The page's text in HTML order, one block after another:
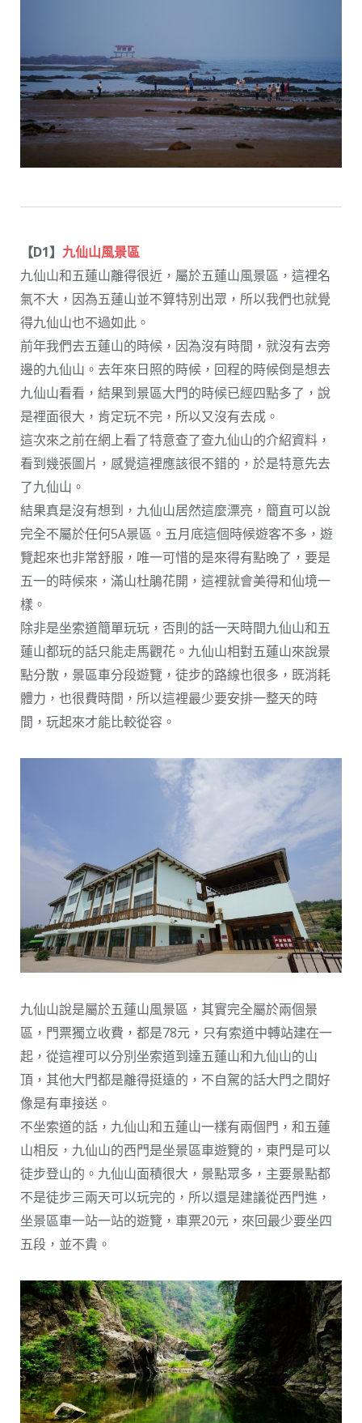
【D1】 九仙山風景區
九仙山和五蓮山離得很近，屬於五蓮山風景區，這裡名
氣不大，因為五蓮山並不算特別出眾，所以我們也就覺
得九仙山也不過如此。
前年我們去五蓮山的時候，因為沒有時間，就沒有去旁
邊的九仙山。去年來日照的時候，回程的時候倒是想去
九仙山看看，結果到景區大門的時候已經四點多了，說
是裡面很大，肯定玩不完，所以又沒有去成。
這次來之前在網上看了特意查了查九仙山的介紹資料，
看到幾張圖片，感覺這裡應該很不錯的，於是特意先去
了九仙山。
結果真是沒有想到，九仙山居然這麼漂亮，簡直可以說
完全不屬於任何5A景區。五月底這個時候遊客不多，遊
覽起來也非常舒服，唯一可惜的是來得有點晚了，要是
五一的時候來，滿山杜鵑花開，這裡就會美得和仙境一
樣。
除非是坐索道簡單玩玩，否則的話一天時間九仙山和五
蓮山都玩的話只能走馬觀花。九仙山相對五蓮山來說景
點分散，景區車分段遊覽，徒步的路線也很多，既消耗
體力，也很費時間，所以這裡最少要安排一整天的時
間，玩起來才能比較從容。
九仙山說是屬於五蓮山風景區，其實完全屬於兩個景
區，門票獨立收費，都是78元，只有索道中轉站建在一
起，從這裡可以分別坐索道到達五蓮山和九仙山的山
頂，其他大門都是離得挺遠的，不自駕的話大門之間好
像是有車接送。
不坐索道的話，九仙山和五蓮山一樣有兩個門，和五蓮
山相反，九仙山的西門是坐景區車遊覽的，東門是可以
徒步登山的。九仙山面積很大，景點眾多，主要景點都
不是徒步三兩天可以玩完的，所以還是建議從西門進，
坐景區車一站一站的遊覽，車票20元，來回最少要坐四
五段，並不貴。